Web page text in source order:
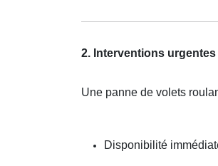
2. Interventions
Une panne de volets
Disponibilité